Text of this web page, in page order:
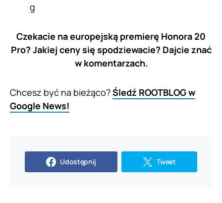
g
Czekacie na europejską premierę Honora 20
Pro? Jakiej ceny się spodziewacie? Dajcie znać
w komentarzach.
Chcesz być na bieżąco?Śledź ROOTBLOG w
Google News!
Udostępnij Tweet